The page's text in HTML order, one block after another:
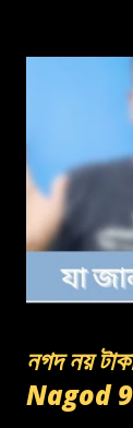
নগদ নয়
Nagod